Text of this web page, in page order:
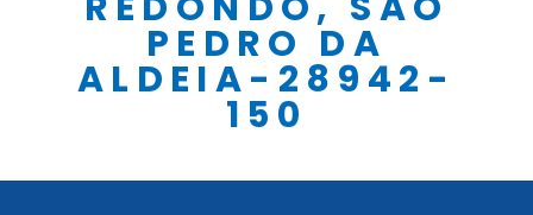
PEDRO DA
ALDEIA-28942-
150